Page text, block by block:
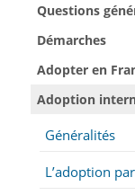
Questions
Démarches
Adopter en
Adoption
Généralités
L’adoption par